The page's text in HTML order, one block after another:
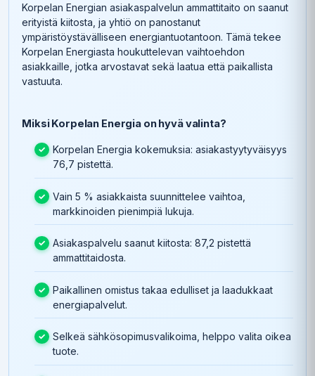
Korpelan Energian asiakaspalvelun ammattitaito on saanut
erityistä kiitosta, ja yhtiö on panostanut
ympäristöystävälliseen energiantuotantoon. Tämä tekee
Korpelan Energiasta houkuttelevan vaihtoehdon
asiakkaille, jotka arvostavat sekä laatua että paikallista
vastuuta.
Miksi Korpelan Energia on hyvä valinta?
Korpelan Energia kokemuksia: asiakastyytyväisyys
76,7 pistettä.
Vain 5 % asiakkaista suunnittelee vaihtoa,
markkinoiden pienimpiä lukuja.
Asiakaspalvelu saanut kiitosta: 87,2 pistettä
ammattitaidosta.
Paikallinen omistus takaa edulliset ja laadukkaat
energiapalvelut.
Selkeä sähkösopimusvalikoima, helppo valita oikea
tuote.